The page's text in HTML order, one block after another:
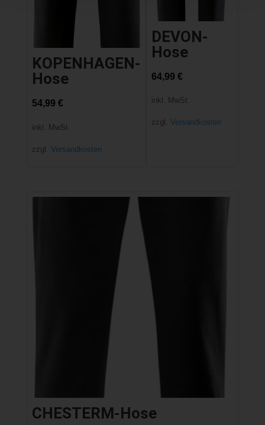
KOPENHAGEN-
Hose
54,99 €
inkl. MwSt.
zzgl. Versandkosten
DEVON-
Hose
64,99 €
inkl. MwSt.
zzgl. Versandkosten
CHESTERM-Hose